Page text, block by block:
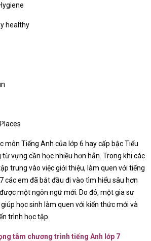
healthy
môn Tiếng Anh của lớp 6 hay cấp bậc Tiểu
vựng cần học nhiều hơn hẳn. Trong khi các
trung vào việc giới thiệu, làm quen với tiếng
các em đã bắt đầu đi vào tìm hiểu sâu hơn
một ngôn ngữ mới. Do đó, một gia sư
học sinh làm quen với kiến thức mới và
trình học tập.
tâm chương trình tiếng Anh lớp 7